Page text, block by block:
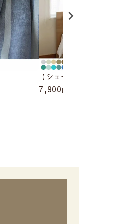
【シェードカーテン
7,900